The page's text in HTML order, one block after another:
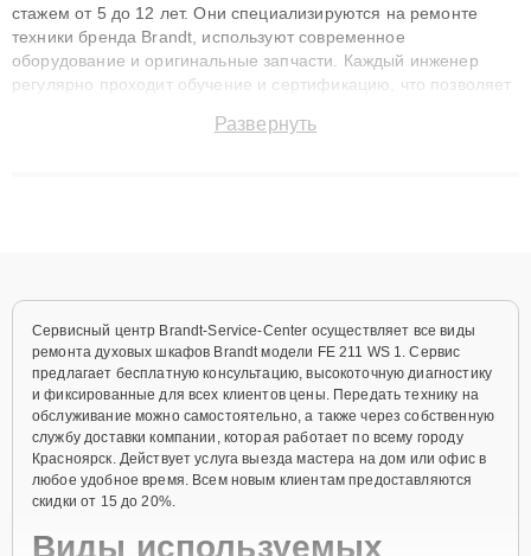
стажем от 5 до 12 лет. Они специализируются на ремонте
техники бренда Brandt, используют современное
оборудование и оригинальные запчасти. Каждый инженер
регулярно проходит обучение и сертификацию, что позволяет
технику с сохранением гарантии до 3 лет. Наши мастера
Развернуть
Сервисный центр Brandt-Service-Center осуществляет все виды
ремонта духовых шкафов Brandt модели FE 211 WS 1. Сервис
предлагает бесплатную консультацию, высокоточную диагностику
и фиксированные для всех клиентов цены. Передать технику на
обслуживание можно самостоятельно, а также через собственную
службу доставки компании, которая работает по всему городу
Красноярск. Действует услуга выезда мастера на дом или офис в
любое удобное время. Всем новым клиентам предоставляются
скидки от 15 до 20%.
Виды используемых